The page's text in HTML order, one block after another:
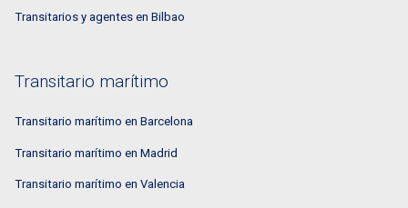
Transitarios y agentes en Bilbao
Transitario marítimo
Transitario marítimo en Barcelona
Transitario marítimo en Madrid
Transitario marítimo en Valencia